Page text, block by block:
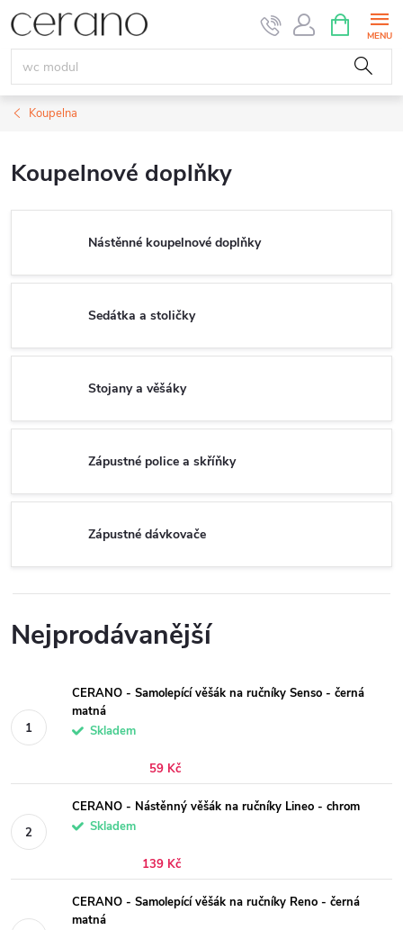
Přejít
na
obsah
NÁKUPNÍ
KOŠÍK
Koupelna
Koupelnové doplňky
Nástěnné koupelnové doplňky
Sedátka a stoličky
Stojany a věšáky
Zápustné police a skříňky
Zápustné dávkovače
Nejprodávanější
CERANO - Samolepící věšák na ručníky Senso - černá
matná
Skladem
59 Kč
CERANO - Nástěnný věšák na ručníky Lineo - chrom
Skladem
139 Kč
CERANO - Samolepící věšák na ručníky Reno - černá
matná